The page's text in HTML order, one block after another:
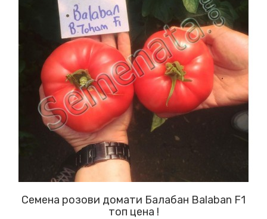
Семена розови домати Балабан Balaban F1
топ цена !